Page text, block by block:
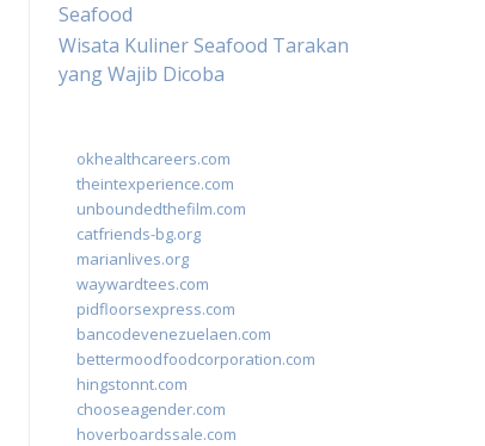
Seafood
Wisata Kuliner Seafood Tarakan
yang Wajib Dicoba
okhealthcareers.com
theintexperience.com
unboundedthefilm.com
catfriends-bg.org
marianlives.org
waywardtees.com
pidfloorsexpress.com
bancodevenezuelaen.com
bettermoodfoodcorporation.com
hingstonnt.com
chooseagender.com
hoverboardssale.com